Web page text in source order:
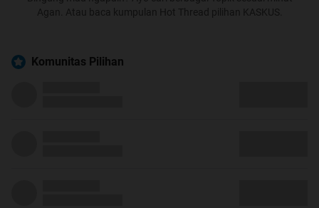
Agan. Atau baca kumpulan Hot Thread pilihan KASKUS.
Komunitas Pilihan